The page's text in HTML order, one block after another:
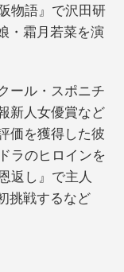
物語』で沢田研
・霜月若菜を演
ール・スポニチ
新人女優賞など
価を獲得した彼
ラのヒロインを
返し』で主人
挑戦するなど